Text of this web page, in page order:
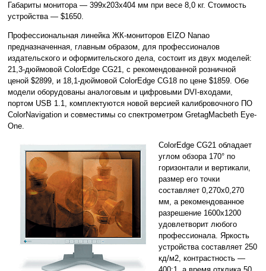
Габариты монитора — 399x203x404 мм при весе 8,0 кг. Стоимость
устройства — $1650.
Профессиональная линейка ЖК-мониторов EIZO Nanao
предназначенная, главным образом, для профессионалов
издательского и оформительского дела, состоит из двух моделей:
21,3-дюймовой ColorEdge CG21, с рекомендованной розничной
ценой $2899, и 18,1-дюймовой ColorEdge CG18 по цене $1859. Обе
модели оборудованы аналоговым и цифровыми DVI-входами,
портом USB 1.1, комплектуются новой версией калибровочного ПО
ColorNavigation и совместимы со спектрометром GretagMacbeth Eye-
One.
ColorEdge CG21 обладает
углом обзора 170° по
горизонтали и вертикали,
размер его точки
составляет 0,270x0,270
мм, а рекомендованное
разрешение 1600x1200
удовлетворит любого
профессионала. Яркость
устройства составляет 250
кд/м2, контрастность —